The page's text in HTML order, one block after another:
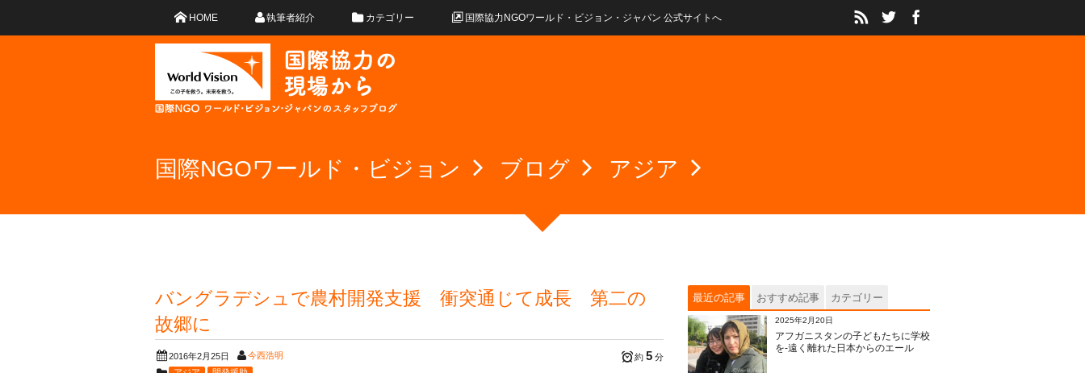
HOME 執筆者紹介 カテゴリー 国際協力NGOワールド・ビジョン・ジャパン 公式サイトへ
国際NGOワールド・ビジョン ブログ アジア
バングラデシュで農村開発支援 衝突通じて成長 第二の
故郷に
2016年2月25日 今西浩明 約 5 分
最近の記事 おすすめ記事 カテゴリー
2025年2月20日
アフガニスタンの子どもたちに学校
を‐遠く離れた日本からのエール